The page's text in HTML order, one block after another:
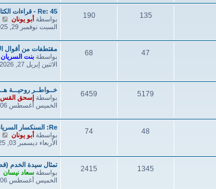
135
190
Re: 45 - قراءات الكتاب المقدس…
بواسطة أبو يونان
ا
آ
خ
ر
ك
السبت نوفمبر 29, 2025 10:58 pm
47
68
مقتطفات من أقوال
بواسطة بنت السريان
الاثنين إبريل 27, 2026 7:26 pm
5179
6459
خــواطــر روحيـــة
بواسطة إسحق القس
الخميس أغسطس 06, 2026 5:33 am
48
74
Re: السنكسار السرياني اليومي …
بواسطة أبو يونان
ا
آ
الأربعاء ديسمبر 03, 2025 9:11 pm
1345
2415
تمثال سيدة الخدم
بواسطة سعاد نيسان
الخميس أغسطس 06, 2026 11:21 am